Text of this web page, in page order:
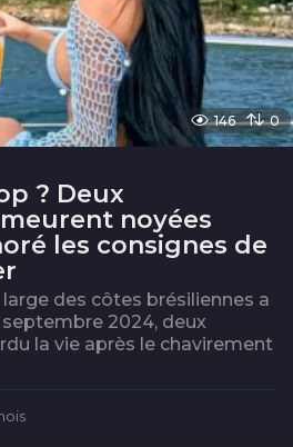
146 0
? Deux
noyées
les consignes de
des côtes brésiliennes a
2024, deux
la vie après le chavirement